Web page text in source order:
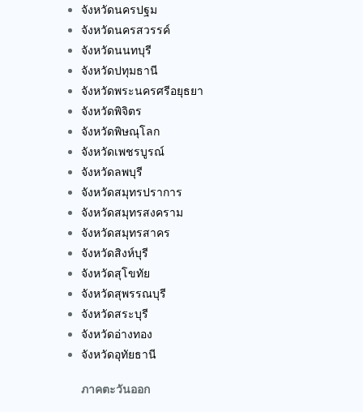
จังหวัดนครปฐม
จังหวัดนครสวรรค์
จังหวัดนนทบุรี
จังหวัดปทุมธานี
จังหวัดพระนครศรีอยุธยา
จังหวัดพิจิตร
จังหวัดพิษณุโลก
จังหวัดเพชรบูรณ์
จังหวัดลพบุรี
จังหวัดสมุทรปราการ
จังหวัดสมุทรสงคราม
จังหวัดสมุทรสาคร
จังหวัดสิงห์บุรี
จังหวัดสุโขทัย
จังหวัดสุพรรณบุรี
จังหวัดสระบุรี
จังหวัดอ่างทอง
จังหวัดอุทัยธานี
ภาคตะวันออก